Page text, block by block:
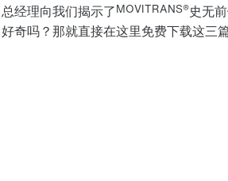
经理向我们揭示了MOVITRANS®史无
奇吗？那就直接在这里免费下载这三